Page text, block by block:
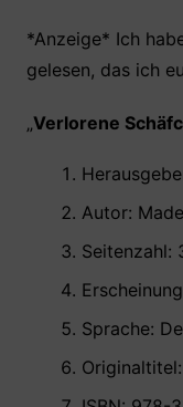
c
e
b
o
k
itt
er s
A
p
*Anzeige* Ich
gelesen, das ich
„Verlorene Sch
Autor:
Seitenzahl:
Sprache: